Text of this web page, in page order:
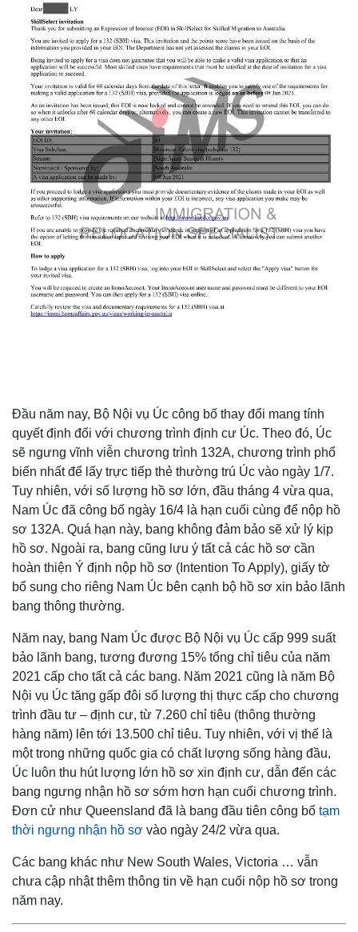
Đầu năm nay, Bộ Nội vụ Úc công bố thay đổi mang tính
quyết định đối với chương trình định cư Úc. Theo đó, Úc
sẽ ngưng vĩnh viễn chương trình 132A, chương trình phổ
biến nhất để lấy trực tiếp thẻ thường trú Úc vào ngày 1/7.
Tuy nhiên, với số lượng hồ sơ lớn, đầu tháng 4 vừa qua,
Nam Úc đã công bố ngày 16/4 là hạn cuối cùng để nộp hồ
sơ 132A. Quá hạn này, bang không đảm bảo sẽ xử lý kịp
hồ sơ. Ngoài ra, bang cũng lưu ý tất cả các hồ sơ cần
hoàn thiện Ý định nộp hồ sơ (Intention To Apply), giấy tờ
bổ sung cho riêng Nam Úc bên cạnh bộ hồ sơ xin bảo lãnh
bang thông thường.
Năm nay, bang Nam Úc được Bộ Nội vụ Úc cấp 999 suất
bảo lãnh bang, tương đương 15% tổng chỉ tiêu của năm
2021 cấp cho tất cả các bang. Năm 2021 cũng là năm Bộ
Nội vụ Úc tăng gấp đôi số lượng thị thực cấp cho chương
trình đầu tư – định cư, từ 7.260 chỉ tiêu (thông thường
hàng năm) lên tới 13.500 chỉ tiêu. Tuy nhiên, với vị thế là
một trong những quốc gia có chất lượng sống hàng đầu,
Úc luôn thu hút lượng lớn hồ sơ xin định cư, dẫn đến các
bang ngưng nhận hồ sơ sớm hơn hạn cuối chương trình.
Đơn cử như Queensland đã là bang đầu tiên công bố tạm
thời ngưng nhận hồ sơ vào ngày 24/2 vừa qua.
Các bang khác như New South Wales, Victoria … vẫn
chưa cập nhật thêm thông tin về hạn cuối nộp hồ sơ trong
năm nay.